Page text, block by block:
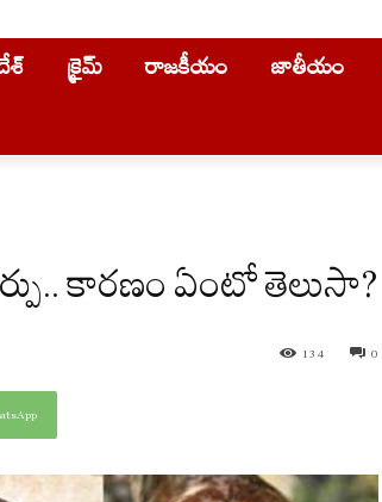
క్రైమ్ రాజకీయం జాతీయం
కారణం ఏంటో తెలుసా?
0
134